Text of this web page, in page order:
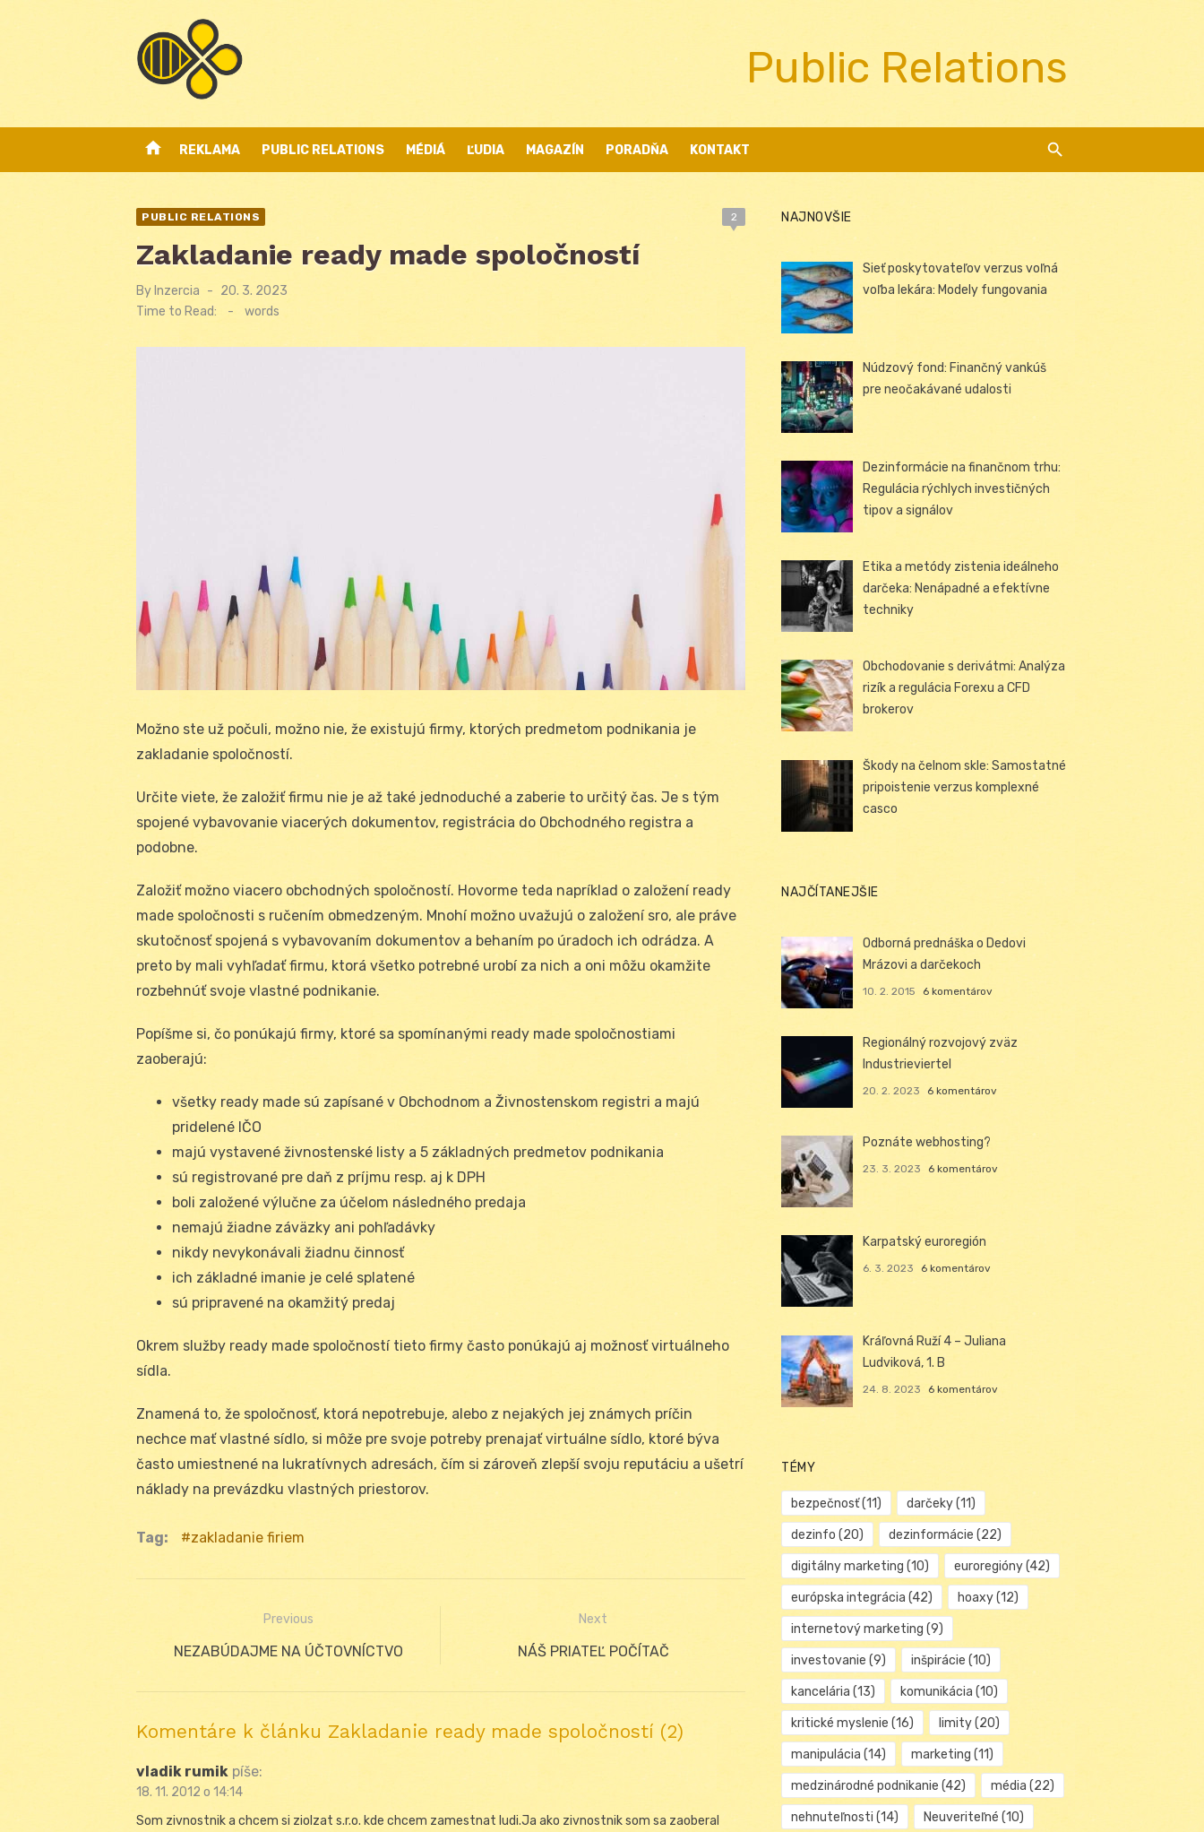
Public Relations
home REKLAMA PUBLIC RELATIONS MÉDIÁ ĽUDIA MAGAZÍN PORADŇA KONTAKT
PUBLIC RELATIONS 2
Zakladanie ready made spoločností
By Inzercia
Posted
20. 3. 2023
Time to Read:
- words
Možno ste už počuli, možno nie, že existujú firmy, ktorých predmetom podnikania je
zakladanie spoločností.
Určite viete, že založiť firmu nie je až také jednoduché a zaberie to určitý čas. Je s tým
spojené vybavovanie viacerých dokumentov, registrácia do Obchodného registra a
podobne.
Založiť možno viacero obchodných spoločností. Hovorme teda napríklad o založení ready
made spoločnosti s ručením obmedzeným. Mnohí možno uvažujú o založení sro, ale práve
skutočnosť spojená s vybavovaním dokumentov a behaním po úradoch ich odrádza. A
preto by mali vyhľadať firmu, ktorá všetko potrebné urobí za nich a oni môžu okamžite
rozbehnúť svoje vlastné podnikanie.
Popíšme si, čo ponúkajú firmy, ktoré sa spomínanými ready made spoločnostiami
zaoberajú:
všetky ready made sú zapísané v Obchodnom a Živnostenskom registri a majú
pridelené IČO
majú vystavené živnostenské listy a 5 základných predmetov podnikania
sú registrované pre daň z príjmu resp. aj k DPH
boli založené výlučne za účelom následného predaja
nemajú žiadne záväzky ani pohľadávky
nikdy nevykonávali žiadnu činnosť
ich základné imanie je celé splatené
sú pripravené na okamžitý predaj
Okrem služby ready made spoločností tieto firmy často ponúkajú aj možnosť virtuálneho
sídla.
Znamená to, že spoločnosť, ktorá nepotrebuje, alebo z nejakých jej známych príčin
nechce mať vlastné sídlo, si môže pre svoje potreby prenajať virtuálne sídlo, ktoré býva
často umiestnené na lukratívnych adresách, čím si zároveň zlepší svoju reputáciu a ušetrí
náklady na prevázdku vlastných priestorov.
Tag: zakladanie firiem
Navigácia
v
článku
Previous
Previous
NEZABÚDAJME NA ÚČTOVNÍCTVO
Next
Next
NÁŠ PRIATEĽ POČÍTAČ
Komentáre k článku Zakladanie ready made spoločností (2)
vladik rumik píše:
18. 11. 2012 o 14:14
Som zivnostnik a chcem si ziolzat s.r.o. kde chcem zamestnat ludi.Ja ako zivnostnik som sa zaoberal
NAJNOVŠIE
Sieť poskytovateľov verzus voľná
voľba lekára: Modely fungovania
Núdzový fond: Finančný vankúš
pre neočakávané udalosti
Dezinformácie na finančnom trhu:
Regulácia rýchlych investičných
tipov a signálov
Etika a metódy zistenia ideálneho
darčeka: Nenápadné a efektívne
techniky
Obchodovanie s derivátmi: Analýza
rizík a regulácia Forexu a CFD
brokerov
Škody na čelnom skle: Samostatné
pripoistenie verzus komplexné
casco
NAJČÍTANEJŠIE
Odborná prednáška o Dedovi
Mrázovi a darčekoch
10. 2. 2015 6 komentárov
Regionálný rozvojový zväz
Industrieviertel
20. 2. 2023 6 komentárov
Poznáte webhosting?
23. 3. 2023 6 komentárov
Karpatský euroregión
6. 3. 2023 6 komentárov
Kráľovná Ruží 4 – Juliana
Ludviková, 1. B
24. 8. 2023 6 komentárov
TÉMY
bezpečnosť(11) darčeky(11)
dezinfo (20) dezinformácie (22)
digitálny marketing (10) euroregióny(42)
európska integrácia (42) hoaxy(12)
internetový marketing (9)
investovanie (9) inšpirácie (10)
kancelária (13) komunikácia (10)
kritické myslenie (16) limity(20)
manipulácia (14) marketing (11)
medzinárodné podnikanie (42) média (22)
nehnuteľnosti (14) Neuveriteľné (10)